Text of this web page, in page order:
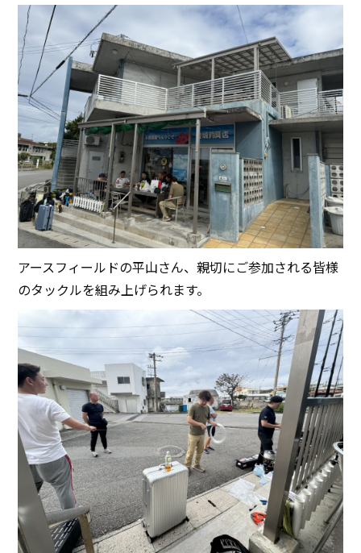
アースフィールドの平山さん、親切にご参加される皆様
のタックルを組み上げられます。